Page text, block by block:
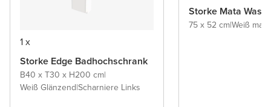
1 x
Storke Edge Badhochschrank
B40 x T30 x H200 cm|
Weiß Glänzend|Scharniere Links
Storke Mata
75 x 52 cm|Weiß matt